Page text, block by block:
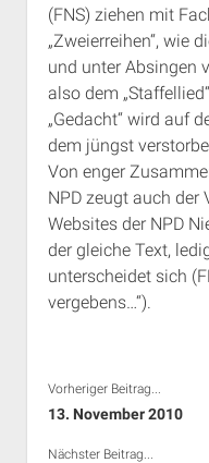
RSS-
(FNS) ziehen mit
„Zweierreihen“, wie
und unter Absingen
also dem
„Gedacht“ wird auf
dem jüngst
Von enger
NPD zeugt auch
Websites der NPD
der gleiche Text,
unterscheidet sich
vergebens…“).
Vorheriger Beitrag...
13. November 2010
Nächster Beitrag...